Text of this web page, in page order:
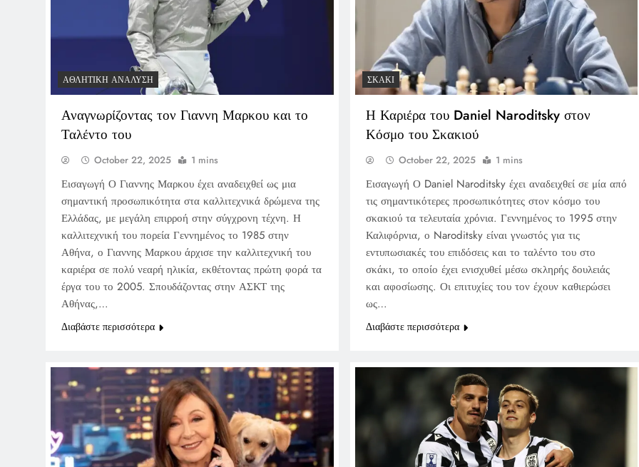
ΑΘΛΗΤΙΚΉ ΑΝΆΛΥΣΗ
Αναγνωρίζοντας τον Γιαννη Μαρκου και το
Ταλέντο του
October 22, 2025 1 mins
Εισαγωγή Ο Γιαννης Μαρκου έχει αναδειχθεί ως μια
σημαντική προσωπικότητα στα καλλιτεχνικά δρώμενα της
Ελλάδας, με μεγάλη επιρροή στην σύγχρονη τέχνη. Η
καλλιτεχνική του πορεία Γεννημένος το 1985 στην
Αθήνα, ο Γιαννης Μαρκου άρχισε την καλλιτεχνική του
καριέρα σε πολύ νεαρή ηλικία, εκθέτοντας πρώτη φορά τα
έργα του το 2005. Σπουδάζοντας στην ΑΣΚΤ της
Αθήνας,…
Διαβάστε περισσότερα
ΣΚΆΚΙ
Η Καριέρα του Daniel Naroditsky στον
Κόσμο του Σκακιού
October 22, 2025 1 mins
Εισαγωγή Ο Daniel Naroditsky έχει αναδειχθεί σε μία από
τις σημαντικότερες προσωπικότητες στον κόσμο του
σκακιού τα τελευταία χρόνια. Γεννημένος το 1995 στην
Καλιφόρνια, ο Naroditsky είναι γνωστός για τις
εντυπωσιακές του επιδόσεις και το ταλέντο του στο
σκάκι, το οποίο έχει ενισχυθεί μέσω σκληρής δουλειάς
και αφοσίωσης. Οι επιτυχίες του τον έχουν καθιερώσει
ως…
Διαβάστε περισσότερα